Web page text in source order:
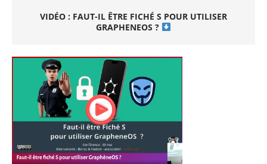
VIDÉO : FAUT-IL ÊTRE FICHÉ S POUR UTILISER
GRAPHENEOS ?